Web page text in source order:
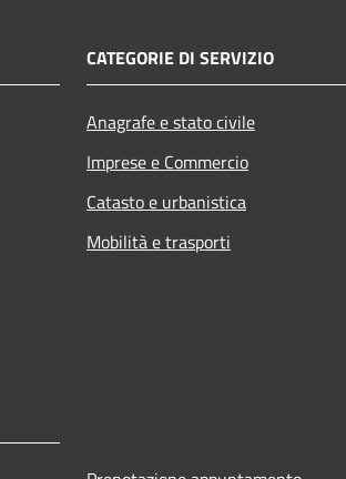
CATEGORIE DI SERVIZIO
Anagrafe e stato civile
Imprese e Commercio
Catasto e urbanistica
Mobilità e trasporti